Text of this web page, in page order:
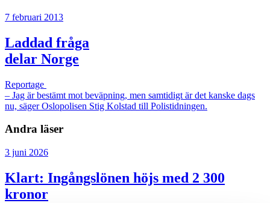
7 februari 2013
Laddad fråga
delar Norge
Reportage
– Jag är bestämt mot beväpning, men samtidigt är det kanske dags
nu, säger Oslopolisen Stig Kolstad till Polistidningen.
Andra läser
3 juni 2026
Klart: Ingångslönen höjs med 2 300
kronor